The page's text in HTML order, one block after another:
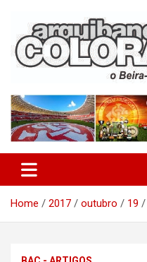
content
Home 2017 outubro 19